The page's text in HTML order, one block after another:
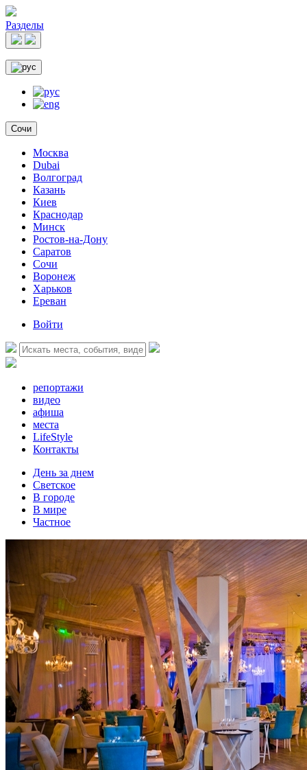
Разделы
Сочи
Москва
Dubai
Волгоград
Казань
Киев
Краснодар
Минск
Ростов-на-Дону
Саратов
Сочи
Воронеж
Харьков
Ереван
Войти
репортажи
видео
афиша
места
LifeStyle
Контакты
День за днем
Светское
В городе
В мире
Частное